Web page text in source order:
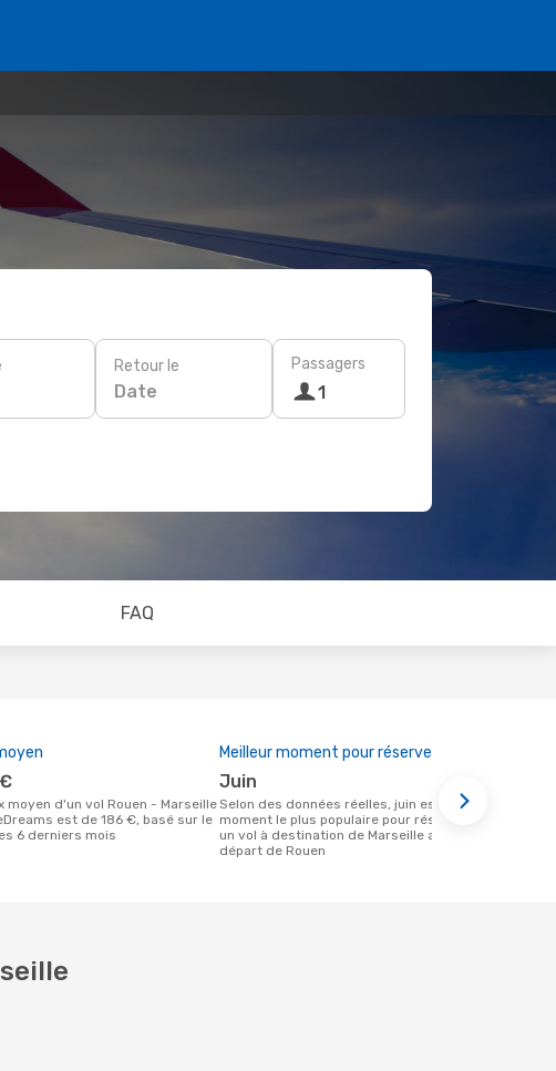
Retour le
Date
Passagers
1
FAQ
est de 186 €, basé sur le
6 derniers mois
Meilleur moment pour réserver
juin
Selon des données réelles, juin est le
moment le plus populaire pour réserver
un vol à destination de Marseille au
départ de Rouen